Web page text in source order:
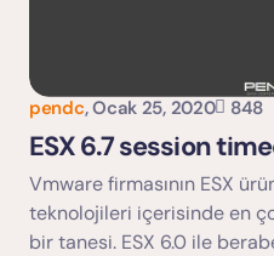
pendc, Ocak 25, 2020 848
ESX 6.7 session
Vmware firmasının ESX
teknolojileri içerisinde en
bir tanesi. ESX 6.0 ile